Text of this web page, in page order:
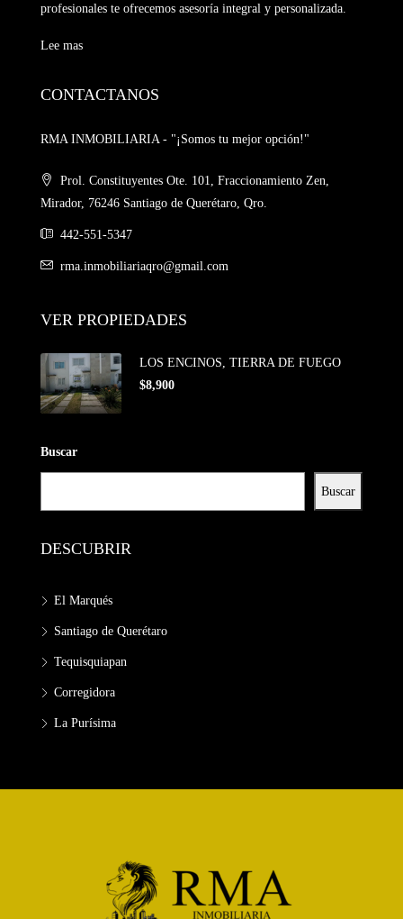
profesionales te ofrecemos asesoría integral y personalizada.
Lee mas
CONTACTANOS
RMA INMOBILIARIA - "¡Somos tu mejor opción!"
Prol. Constituyentes Ote. 101, Fraccionamiento Zen,
Mirador, 76246 Santiago de Querétaro, Qro.
442-551-5347
rma.inmobiliariaqro@gmail.com
VER PROPIEDADES
LOS ENCINOS, TIERRA DE FUEGO
$8,900
Buscar
Buscar
DESCUBRIR
El Marqués
Santiago de Querétaro
Tequisquiapan
Corregidora
La Purísima